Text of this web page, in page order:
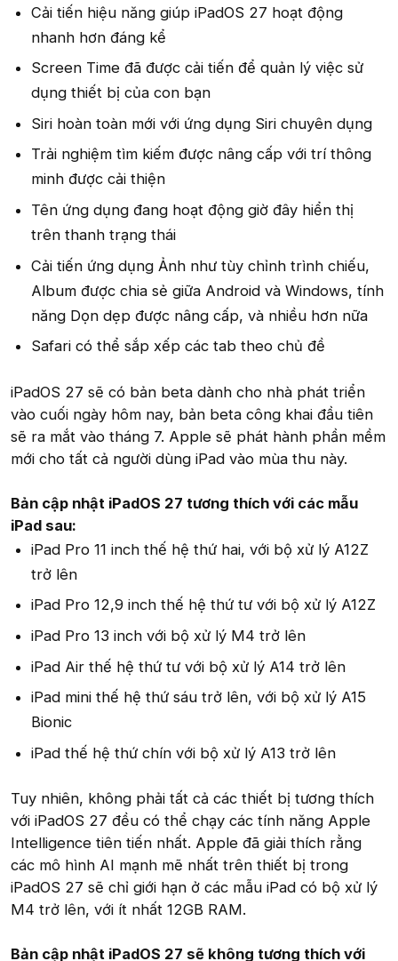
Cải tiến hiệu năng giúp iPadOS 27 hoạt động
nhanh hơn đáng kể
Screen Time đã được cải tiến để quản lý việc sử
dụng thiết bị của con bạn
Siri hoàn toàn mới với ứng dụng Siri chuyên dụng
Trải nghiệm tìm kiếm được nâng cấp với trí thông
minh được cải thiện
Tên ứng dụng đang hoạt động giờ đây hiển thị
trên thanh trạng thái
Cải tiến ứng dụng Ảnh như tùy chỉnh trình chiếu,
Album được chia sẻ giữa Android và Windows, tính
năng Dọn dẹp được nâng cấp, và nhiều hơn nữa
Safari có thể sắp xếp các tab theo chủ đề
iPadOS 27 sẽ có bản beta dành cho nhà phát triển
vào cuối ngày hôm nay, bản beta công khai đầu tiên
sẽ ra mắt vào tháng 7. Apple sẽ phát hành phần mềm
mới cho tất cả người dùng iPad vào mùa thu này.
Bản cập nhật iPadOS 27 tương thích với các mẫu
iPad sau:
iPad Pro 11 inch thế hệ thứ hai, với bộ xử lý A12Z
trở lên
iPad Pro 12,9 inch thế hệ thứ tư với bộ xử lý A12Z
iPad Pro 13 inch với bộ xử lý M4 trở lên
iPad Air thế hệ thứ tư với bộ xử lý A14 trở lên
iPad mini thế hệ thứ sáu trở lên, với bộ xử lý A15
Bionic
iPad thế hệ thứ chín với bộ xử lý A13 trở lên
Tuy nhiên, không phải tất cả các thiết bị tương thích
với iPadOS 27 đều có thể chạy các tính năng Apple
Intelligence tiên tiến nhất. Apple đã giải thích rằng
các mô hình AI mạnh mẽ nhất trên thiết bị trong
iPadOS 27 sẽ chỉ giới hạn ở các mẫu iPad có bộ xử lý
M4 trở lên, với ít nhất 12GB RAM.
Bản cập nhật iPadOS 27 sẽ không tương thích với